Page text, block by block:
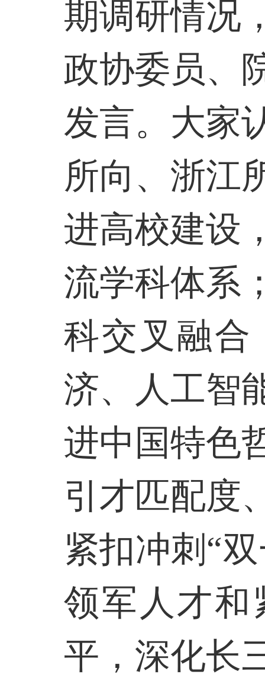
期调研情况
政协委员、
发言。大家
所向、浙江
进高校建设
流学科体系
科交叉融合
济、人工智
进中国特色
引才匹配度
紧扣冲刺“
领军人才和
平，深化长